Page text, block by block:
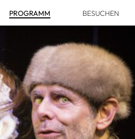
PRO­GRAMM BESU­CHEN